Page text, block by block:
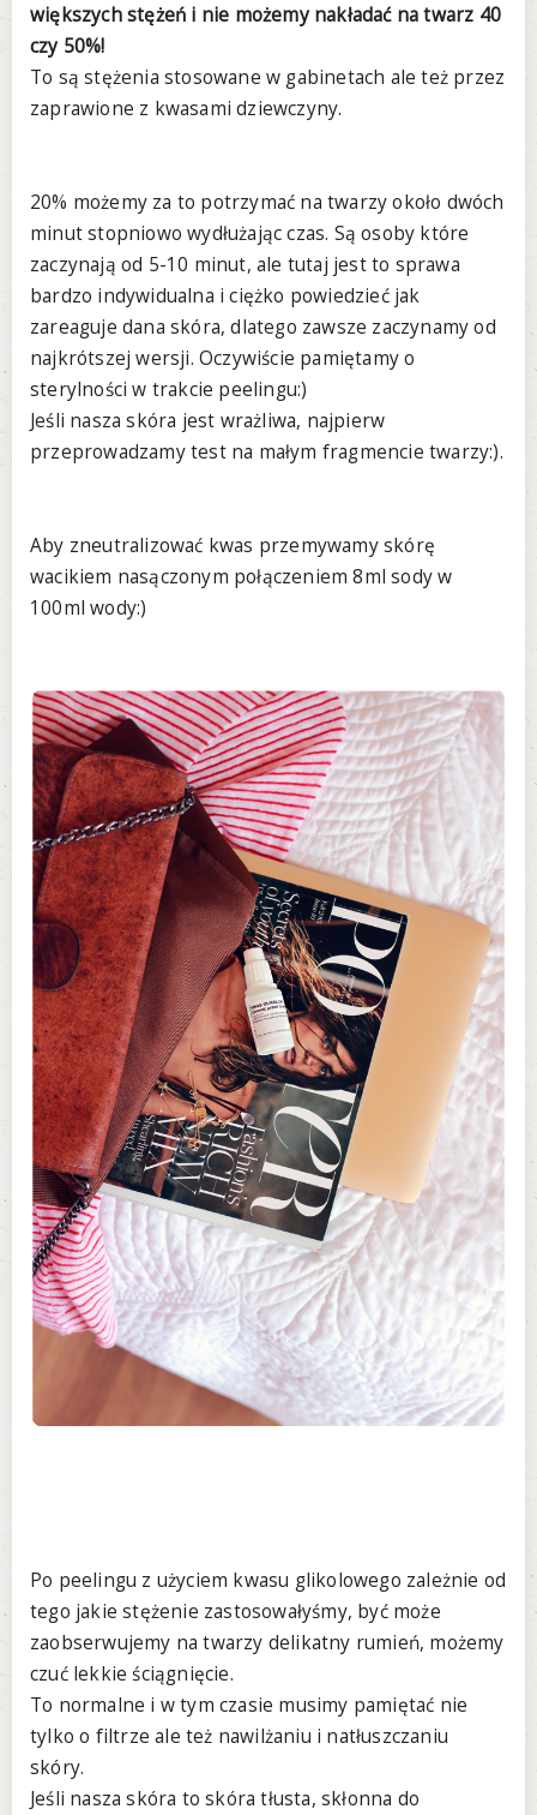
większych stężeń i nie możemy nakładać na twarz 40
czy 50%!
To są stężenia stosowane w gabinetach ale też przez
zaprawione z kwasami dziewczyny.
20% możemy za to potrzymać na twarzy około dwóch
minut stopniowo wydłużając czas. Są osoby które
zaczynają od 5-10 minut, ale tutaj jest to sprawa
bardzo indywidualna i ciężko powiedzieć jak
zareaguje dana skóra, dlatego zawsze zaczynamy od
najkrótszej wersji. Oczywiście pamiętamy o
sterylności w trakcie peelingu:)
Jeśli nasza skóra jest wrażliwa, najpierw
przeprowadzamy test na małym fragmencie twarzy:).
Aby zneutralizować kwas przemywamy skórę
wacikiem nasączonym połączeniem 8ml sody w
100ml wody:)
Po peelingu z użyciem kwasu glikolowego zależnie od
tego jakie stężenie zastosowałyśmy, być może
zaobserwujemy na twarzy delikatny rumień, możemy
czuć lekkie ściągnięcie.
To normalne i w tym czasie musimy pamiętać nie
tylko o filtrze ale też nawilżaniu i natłuszczaniu
skóry.
Jeśli nasza skóra to skóra tłusta, skłonna do